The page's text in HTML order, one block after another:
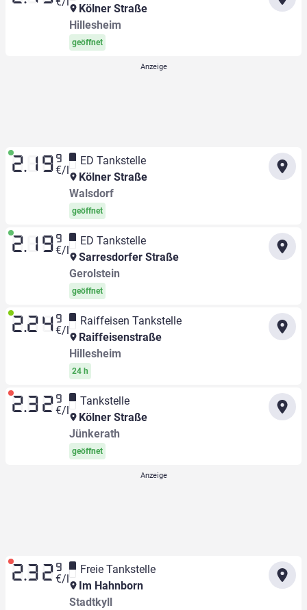
Kölner Straße
Hillesheim
geöffnet
2.19 9
€/l
ED Tankstelle
Kölner Straße
Walsdorf
geöffnet
2.19 9
€/l
ED Tankstelle
Sarresdorfer Straße
Gerolstein
geöffnet
2.24 9
€/l
Raiffeisen Tankstelle
Raiffeisenstraße
Hillesheim
24 h
2.32 9
€/l
Tankstelle
Kölner Straße
Jünkerath
geöffnet
2.32 9
€/l
Freie Tankstelle
Im Hahnborn
Stadtkyll